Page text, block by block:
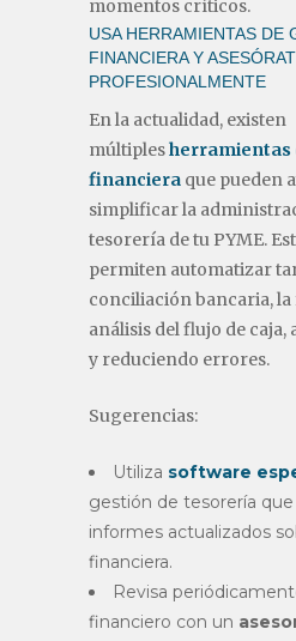
momentos críticos.
USA HERRAMIENTAS DE
FINANCIERA Y
PROFESIONALMENTE
En la actualidad, existen
múltiplesherramientas
financiera que pueden
simplificar la
tesorería de tu PYME.
permiten automatizar
conciliación bancaria,
análisis del flujo de
y reduciendo errores.
Sugerencias:
Utiliza software
gestión de tesorería
informes actualizados
financiera.
Revisa
financiero con un